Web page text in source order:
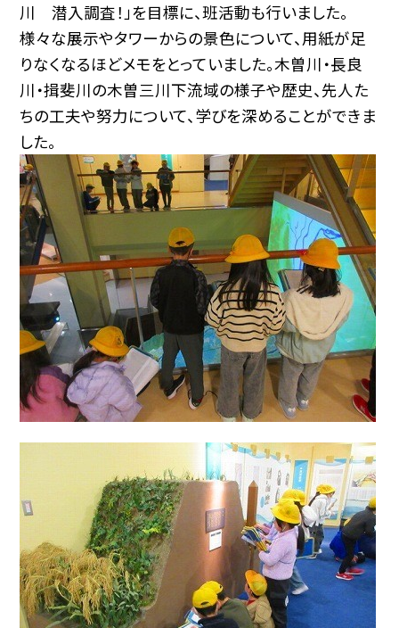
川 潜入調査！」を目標に、班活動も行いました。
様々な展示やタワーからの景色について、用紙が足
りなくなるほどメモをとっていました。木曽川・長良
川・揖斐川の木曽三川下流域の様子や歴史、先人た
ちの工夫や努力について、学びを深めることができま
した。